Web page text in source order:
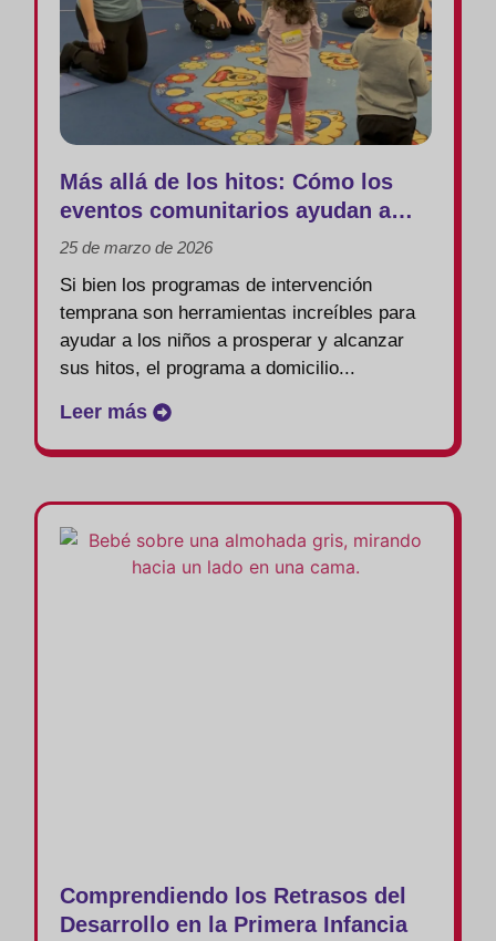
Más allá de los hitos: Cómo los
eventos comunitarios ayudan a
dar forma al éxito en la
25 de marzo de 2026
Si bien los programas de intervención
temprana son herramientas increíbles para
ayudar a los niños a prosperar y alcanzar
sus hitos, el programa a domicilio...
Leer más
Comprendiendo los Retrasos del
Desarrollo en la Primera Infancia